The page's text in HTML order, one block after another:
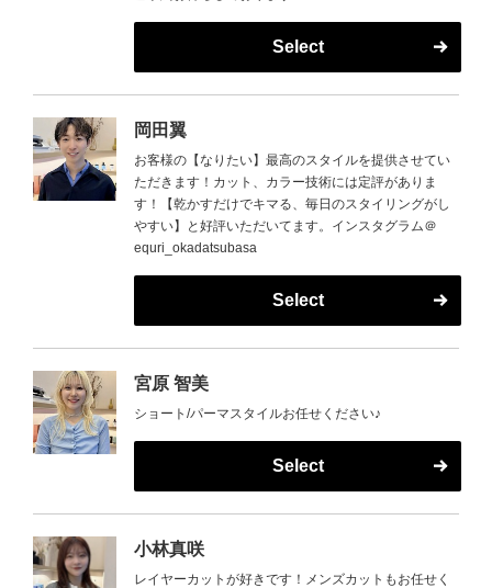
Select
岡田翼
お客様の【なりたい】最高のスタイルを提供させてい
ただきます！カット、カラー技術には定評がありま
す！【乾かすだけでキマる、毎日のスタイリングがし
やすい】と好評いただいてます。インスタグラム＠
equri_okadatsubasa
Select
宮原 智美
ショート/パーマスタイルお任せください♪
Select
小林真咲
レイヤーカットが好きです！メンズカットもお任せく